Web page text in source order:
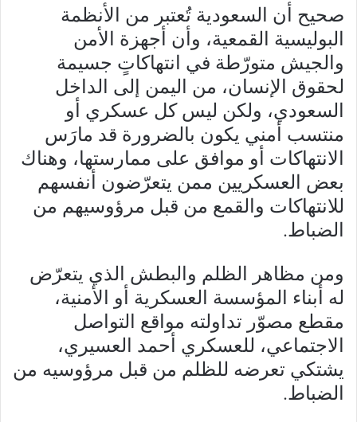
صحيح أن السعودية تُعتبر من الأنظمة
البوليسية القمعية، وأن أجهزة الأمن
والجيش متورّطة في انتهاكاتٍ جسيمة
لحقوق الإنسان، من اليمن إلى الداخل
السعودي، ولكن ليس كل عسكري أو
منتسب أمني يكون بالضرورة قد مارَس
الانتهاكات أو موافق على ممارستها، وهناك
بعض العسكريين ممن يتعرّضون أنفسهم
للانتهاكات والقمع من قبل مرؤوسيهم من
الضباط.
ومن مظاهر الظلم والبطش الذي يتعرّض
له أبناء المؤسسة العسكرية أو الأمنية،
مقطع مصوّر تداولته مواقع التواصل
الاجتماعي، للعسكري أحمد العسيري،
يشتكي تعرضه للظلم من قبل مرؤوسيه من
الضباط.